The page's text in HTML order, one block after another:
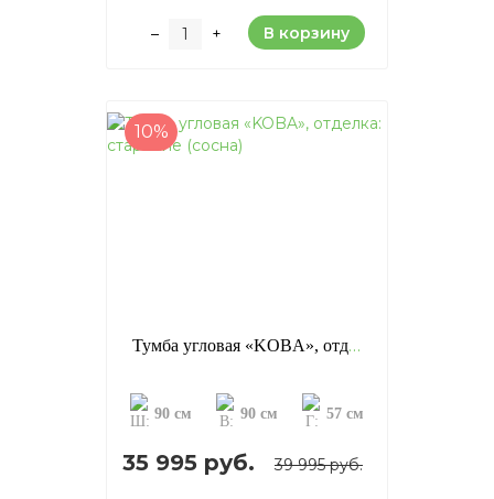
– + В корзину
10%
Тумба угловая «KOBA», отделка: старение (сосна)
90 см 90 см 57 см
35 995 руб. 39 995 руб.